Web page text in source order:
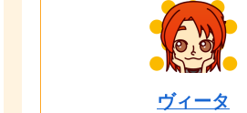
ヴィータ